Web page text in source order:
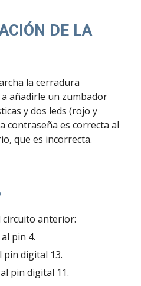
DE LA
la cerradura
añadirle un zumbador
y dos leds (rojo y
contraseña es correcta al
que es incorrecta.
circuito anterior:
pin 4.
pin digital 13.
pin digital 11.